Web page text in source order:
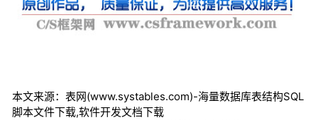
本文来源：表网(www.systables.com)-海量数据库表结构SQL
脚本文件下载,软件开发文档下载